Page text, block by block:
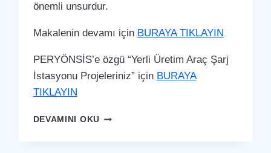
önemli unsurdur.
Makalenin devamı için BURAYA TIKLAYIN
PERYÖNSİS’e özgü “Yerli Üretim Araç Şarj
İstasyonu Projeleriniz” için BURAYA
TIKLAYIN
DEVAMINI OKUKÖYCEĞIZ